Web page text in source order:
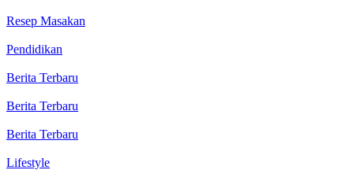
Resep Masakan
Pendidikan
Berita Terbaru
Berita Terbaru
Berita Terbaru
Lifestyle